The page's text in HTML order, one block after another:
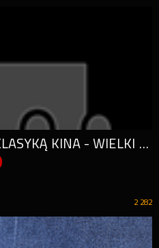
LATO’26\. WAKACJE Z KLASYKĄ KINA - WIELKI BŁĘKIT
2 282